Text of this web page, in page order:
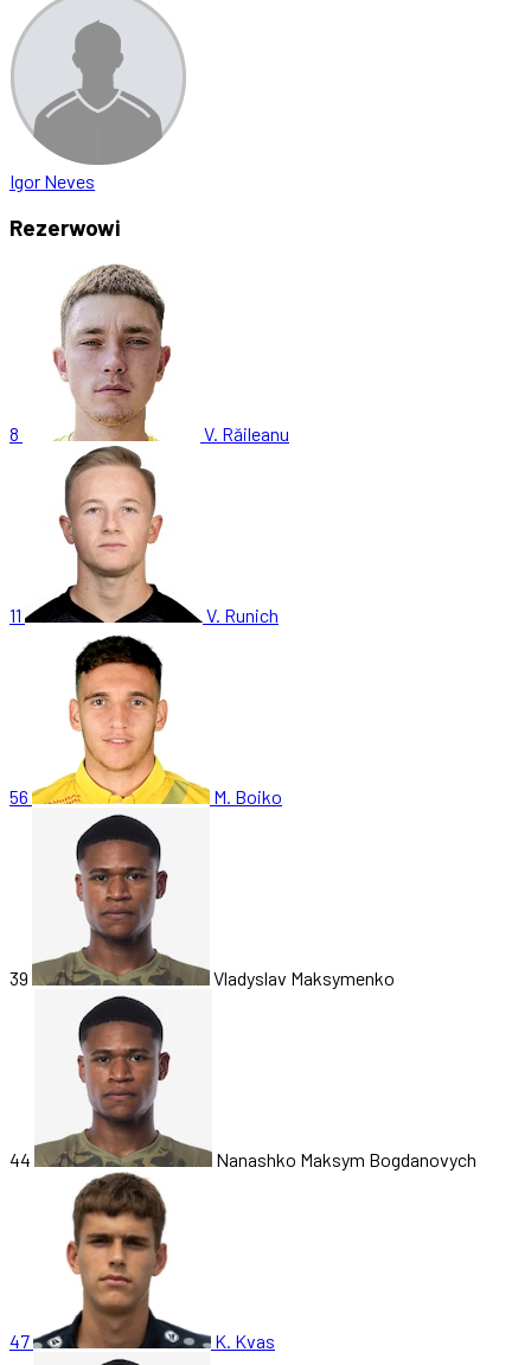
Igor Neves
Rezerwowi
8 V. Răileanu
11 V. Runich
56 M. Boiko
39 Vladyslav Maksymenko
44 Nanashko Maksym Bogdanovych
47 K. Kvas